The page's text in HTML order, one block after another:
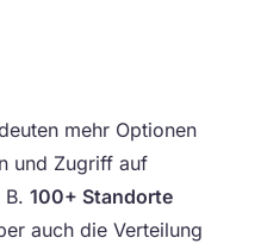
mehr Optionen
und Zugriff auf
B. 100+ Standorte
auch die Verteilung